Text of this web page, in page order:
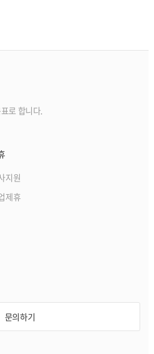
로 합니다.
지원
제휴
문의하기